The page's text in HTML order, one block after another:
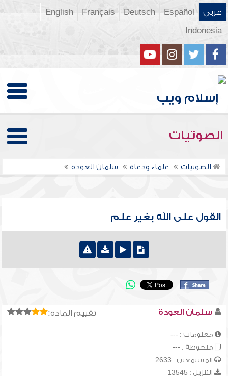
عربي Español
Deutsch
Français
English
Indonesia
الصوتيات
الصوتيات علماء ودعاة سلمان العودة
القول على الله بغير علم
تقييم المادة: سلمان العودة
معلومات : ---
ملحوظة : ---
المستمعين : 2633
التنزيل : 13545